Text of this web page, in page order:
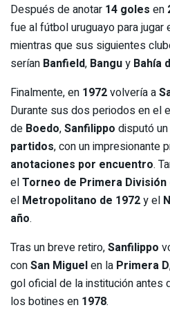
Después de anotar 14 goles en
fue al fútbol uruguayo para jugar
mientras que sus siguientes
serían Banfield, Banguy Bahía
Finalmente, en 1972volvería a
Durante sus dos periodos en el
de Boedo,Sanfilippo disputó
partidos, con un impresionante
anotaciones por encuentro.
elTorneo de Primera División
el Metropolitano de 1972y el
año.
Tras un breve retiro,Sanfilippo
conSan Miguelen la Primera D
gol oficial de la institución antes
los botines en 1978.